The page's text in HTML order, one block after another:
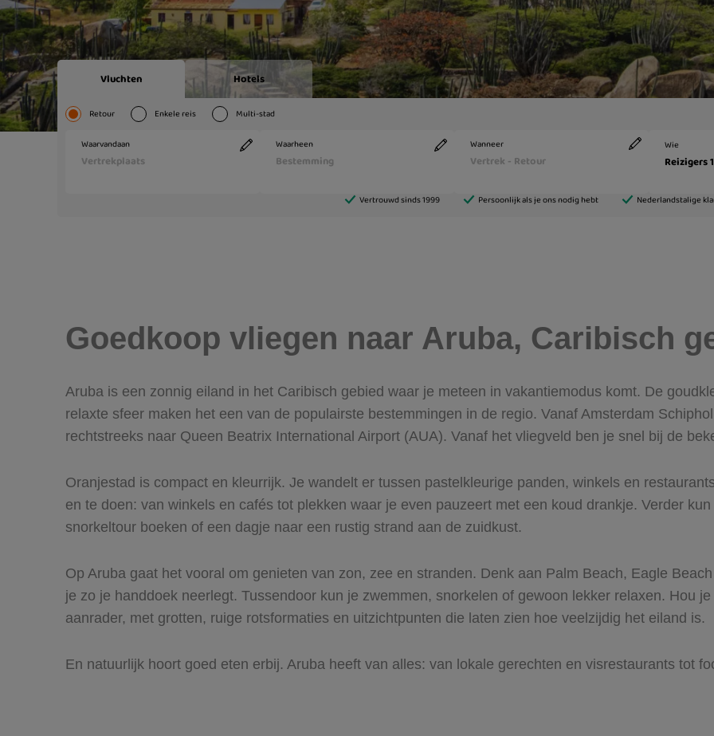
Goedkoop vliegen naar Aruba, Caribisch
Aruba is een zonnig eiland in het Caribisch gebied waar je meteen in vakantiemodus komt. De
relaxte sfeer maken het een van de populairste bestemmingen in de regio. Vanaf Amsterdam
rechtstreeks naar Queen Beatrix International Airport (AUA). Vanaf het vliegveld ben je snel bij de
Oranjestad is compact en kleurrijk. Je wandelt er tussen pastelkleurige panden, winkels en
en te doen: van winkels en cafés tot plekken waar je even pauzeert met een koud drankje. Verder
snorkeltour boeken of een dagje naar een rustig strand aan de zuidkust.
Op Aruba gaat het vooral om genieten van zon, zee en stranden. Denk aan Palm Beach, Eagle
je zo je handdoek neerlegt. Tussendoor kun je zwemmen, snorkelen of gewoon lekker relaxen. Hou
aanrader, met grotten, ruige rotsformaties en uitzichtpunten die laten zien hoe veelzijdig het eiland is.
En natuurlijk hoort goed eten erbij. Aruba heeft van alles: van lokale gerechten en visrestaurants tot